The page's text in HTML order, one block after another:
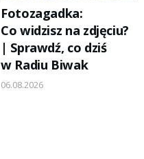
Fotozagadka:
Co widzisz na zdjęciu?
| Sprawdź, co dziś
w Radiu Biwak
06.08.2026